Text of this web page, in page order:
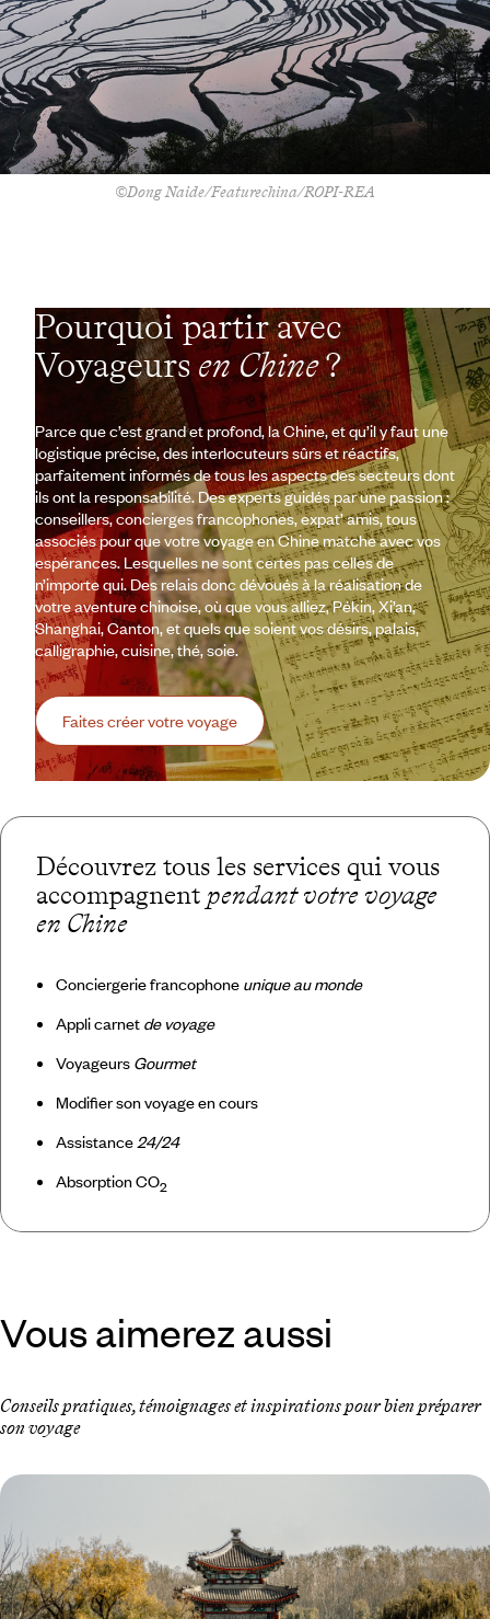
©Dong Naide/Featurechina/ROPI-REA
Pourquoi partir avec
Voyageursen Chine?
Parce que c’est grand et profond, la Chine, et qu’il y faut une
logistique précise, des interlocuteurs sûrs et réactifs,
parfaitement informés de tous les aspects des secteurs dont
ils ont la responsabilité. Des experts guidés par une passion :
conseillers, concierges francophones, expat’ amis, tous
associés pour que votre voyage en Chine matche avec vos
espérances. Lesquelles ne sont certes pas celles de
n’importe qui. Des relais donc dévoués à la réalisation de
votre aventure chinoise, où que vous alliez, Pékin, Xi’an,
Shanghai, Canton, et quels que soient vos désirs, palais,
calligraphie, cuisine, thé, soie.
Faites créer votre voyage
Découvrez tous les services qui vous
accompagnent pendant votre voyage
en Chine
Conciergerie francophone unique au monde
Appli carnet de voyage
Voyageurs Gourmet
Modifier son voyage en cours
Assistance 24/24
Absorption CO2
Vous aimerez aussi
Conseils pratiques, témoignages et inspirations pour bien préparer
son voyage